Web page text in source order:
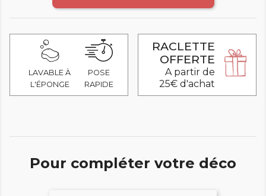
LAVABLE À
L'ÉPONGE
POSE
RAPIDE
RACLETTE
OFFERTE
A partir de
25€ d'achat
Pour compléter votre déco